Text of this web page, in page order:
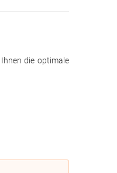
die optimale